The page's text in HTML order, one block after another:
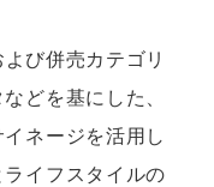
び併売カテゴリ
どを基にした、
ネージを活用し
イフスタイルの